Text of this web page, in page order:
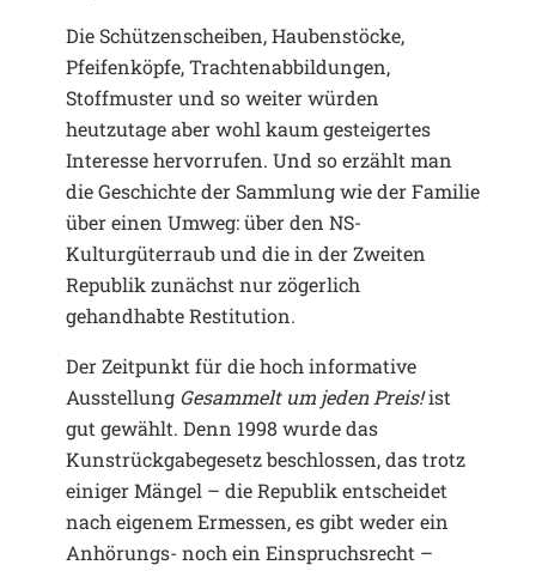
Die Schützenscheiben, Haubenstöcke,
Pfeifenköpfe, Trachtenabbildungen,
Stoffmuster und so weiter würden
heutzutage aber wohl kaum gesteigertes
Interesse hervorrufen. Und so erzählt man
die Geschichte der Sammlung wie der Familie
über einen Umweg: über den NS-
Kulturgüterraub und die in der Zweiten
Republik zunächst nur zögerlich
gehandhabte Restitution.
Der Zeitpunkt für die hoch informative
Ausstellung Gesammelt um jeden Preis!ist
gut gewählt. Denn 1998 wurde das
Kunstrückgabegesetz beschlossen, das trotz
einiger Mängel – die Republik entscheidet
nach eigenem Ermessen, es gibt weder ein
Anhörungs- noch ein Einspruchsrecht –